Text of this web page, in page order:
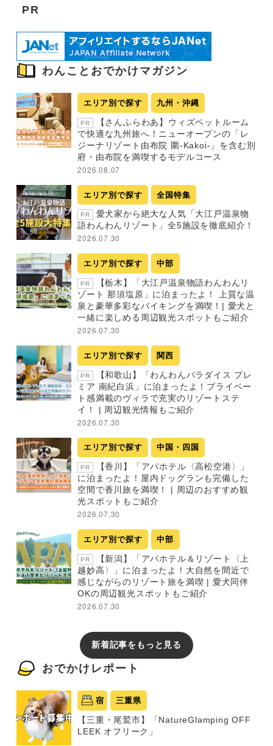
PR
わんことおでかけマガジン
エリア別で探す 九州・沖縄
PR
【さんふらわあ】ウィズペットルーム
で快適な九州旅へ！ニューオープンの「レ
ジーナリゾート由布院 圍-Kakoi-」を含む別
府・由布院を満喫するモデルコース
2026.08.07
エリア別で探す 全国特集
PR
愛犬家から絶大な人気「大江戸温泉物
語わんわんリゾート」全5施設を徹底紹介！
2026.07.30
エリア別で探す 中部
PR
【栃木】「大江戸温泉物語わんわんリ
ゾート 那須塩原」に泊まったよ！ 上質な温
泉と豪華多彩なバイキングを満喫！| 愛犬と
一緒に楽しめる周辺観光スポットもご紹介
2026.07.30
エリア別で探す 関西
PR
【和歌山】「わんわんパラダイス プレ
ミア 南紀白浜」に泊まったよ！プライベー
ト感満載のヴィラで充実のリゾートステ
イ！ | 周辺観光情報もご紹介
2026.07.30
エリア別で探す 中国・四国
PR
【香川】「アパホテル〈高松空港〉」
に泊まったよ！屋内ドッグランも完備した
空間で香川旅を満喫！ | 周辺のおすすめ観
光スポットもご紹介
2026.07.30
エリア別で探す 中部
PR
【新潟】「アパホテル＆リゾート〈上
越妙高〉」に泊まったよ！大自然を間近で
感じながらのリゾート旅を満喫 | 愛犬同伴
OKの周辺観光スポットもご紹介
2026.07.30
新着記事をもっと見る
おでかけレポート
宿 三重県
【三重・尾鷲市】「NatureGlamping OFF
LEEK オフリーク」